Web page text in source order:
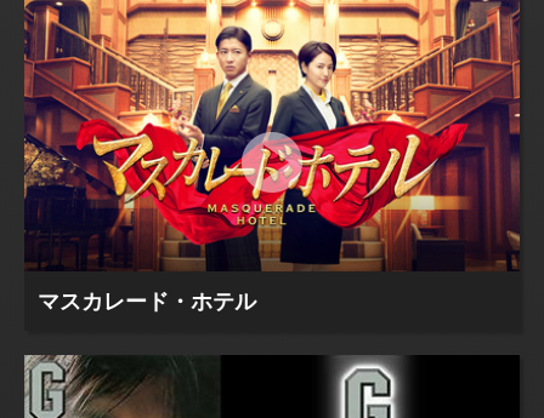
マスカレード・ホテル